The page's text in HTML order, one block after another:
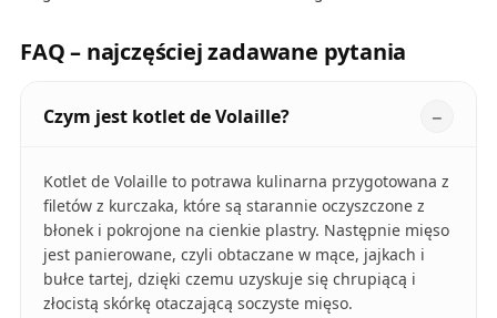
FAQ – najczęściej zadawane pytania
Czym jest kotlet de Volaille?
Kotlet de Volaille to potrawa kulinarna przygotowana z
filetów z kurczaka, które są starannie oczyszczone z
błonek i pokrojone na cienkie plastry. Następnie mięso
jest panierowane, czyli obtaczane w mące, jajkach i
bułce tartej, dzięki czemu uzyskuje się chrupiącą i
złocistą skórkę otaczającą soczyste mięso.